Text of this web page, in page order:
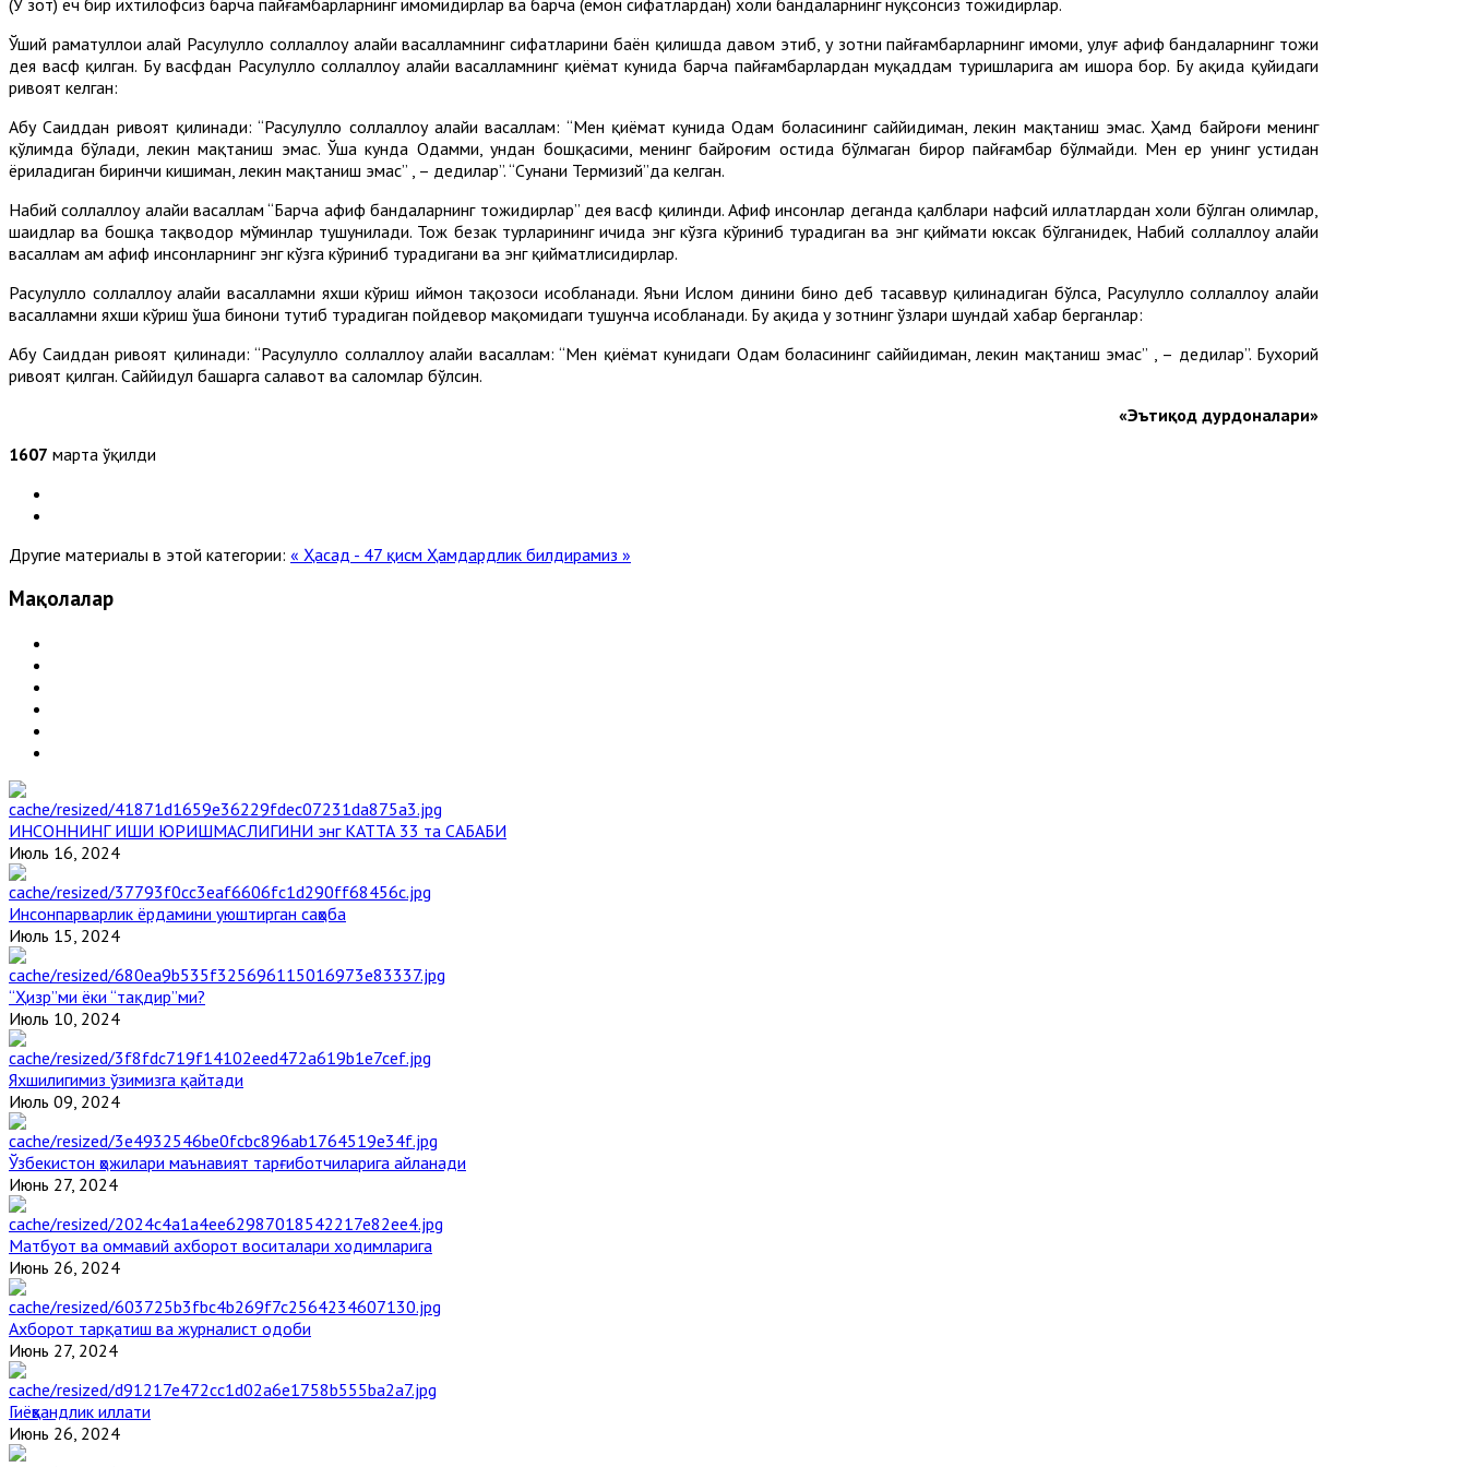
Ўший раҳматуллоҳи алайҳ Расулуллоҳ соллаллоҳу алайҳи васалламнинг сифатларини баён қилишда давом этиб, у зотни пайғамбарларнинг имоми, улуғ афиф бандаларнинг тожи
дея васф қилган. Бу васфдан Расулуллоҳ соллаллоҳу алайҳи васалламнинг қиёмат кунида барча пайғамбарлардан муқаддам туришларига ҳам ишора бор. Бу ҳақида қуйидаги
ривоят келган:
Абу Саиддан ривоят қилинади: “Расулуллоҳ соллаллоҳу алайҳи васаллам: “Мен қиёмат кунида Одам боласининг саййидиман, лекин мақтаниш эмас. Ҳамд байроғи менинг
қўлимда бўлади, лекин мақтаниш эмас. Ўша кунда Одамми, ундан бошқасими, менинг байроғим остида бўлмаган бирор пайғамбар бўлмайди. Мен ер унинг устидан
ёриладиган биринчи кишиман, лекин мақтаниш эмас” , – дедилар”. “Сунани Термизий”да келган.
Набий соллаллоҳу алайҳи васаллам “Барча афиф бандаларнинг тожидирлар” дея васф қилинди. Афиф инсонлар деганда қалблари нафсий иллатлардан холи бўлган олимлар,
шаҳидлар ва бошқа тақводор мўминлар тушунилади. Тож безак турларининг ичида энг кўзга кўриниб турадиган ва энг қиймати юксак бўлганидек, Набий соллаллоҳу алайҳи
васаллам ҳам афиф инсонларнинг энг кўзга кўриниб турадигани ва энг қийматлисидирлар.
Расулуллоҳ соллаллоҳу алайҳи васалламни яхши кўриш иймон тақозоси ҳисобланади. Яъни Ислом динини бино деб тасаввур қилинадиган бўлса, Расулуллоҳ соллаллоҳу алайҳи
васалламни яхши кўриш ўша бинони тутиб турадиган пойдевор мақомидаги тушунча ҳисобланади. Бу ҳақида у зотнинг ўзлари шундай хабар берганлар:
Абу Саиддан ривоят қилинади: “Расулуллоҳ соллаллоҳу алайҳи васаллам: “Мен қиёмат кунидаги Одам боласининг саййидиман, лекин мақтаниш эмас” , – дедилар”. Бухорий
ривоят қилган. Саййидул башарга салавот ва саломлар бўлсин.
«Эътиқод дурдоналари»
1607 марта ўқилди
Другие материалы в этой категории: « Ҳасад - 47 қисм Ҳамдардлик билдирамиз »
Мақолалар
ИНСОННИНГ ИШИ ЮРИШМАСЛИГИНИ энг КАТТА 33 та САБАБИ
Июль 16, 2024
Инсонпарварлик ёрдамини уюштирган саҳоба
Июль 15, 2024
“Ҳизр”ми ёки “тақдир”ми?
Июль 10, 2024
Яхшилигимиз ўзимизга қайтади
Июль 09, 2024
Ўзбекистон ҳожилари маънавият тарғиботчиларига айланади
Июнь 27, 2024
Матбуот ва оммавий ахборот воситалари ходимларига
Июнь 26, 2024
Ахборот тарқатиш ва журналист одоби
Июнь 27, 2024
Гиёҳвандлик иллати
Июнь 26, 2024